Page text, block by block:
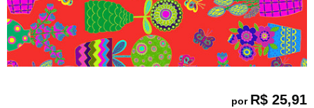
por R$ 25,91